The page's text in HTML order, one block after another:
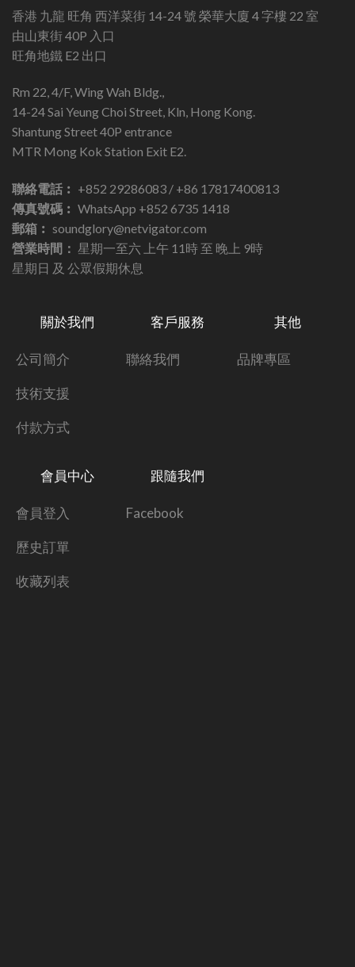
香港 九龍 旺角 西洋菜街 14-24 號 榮華大廈 4 字樓 22 室
由山東街 40P 入口
旺角地鐵 E2 出口
Rm 22, 4/F, Wing Wah Bldg.,
14-24 Sai Yeung Choi Street, Kln, Hong Kong.
Shantung Street 40P entrance
MTR Mong Kok Station Exit E2.
聯絡電話︰ +852 29286083 / +86 17817400813
傳真號碼︰ WhatsApp +852 6735 1418
郵箱︰ soundglory@netvigator.com
營業時間： 星期一至六 上午 11時 至 晚上 9時
星期日 及 公眾假期休息
關於我們
公司簡介
技術支援
付款方式
客戶服務
聯絡我們
其他
品牌專區
會員中心
會員登入
歷史訂單
收藏列表
跟隨我們
Facebook